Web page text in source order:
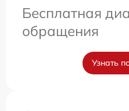
Бесплатная
обращения
Узнать